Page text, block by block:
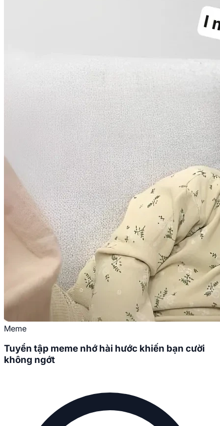
Meme
Tuyển tập meme nhớ hài hước khiến bạn cười
không ngớt